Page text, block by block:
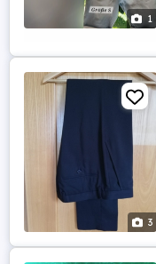
1
3